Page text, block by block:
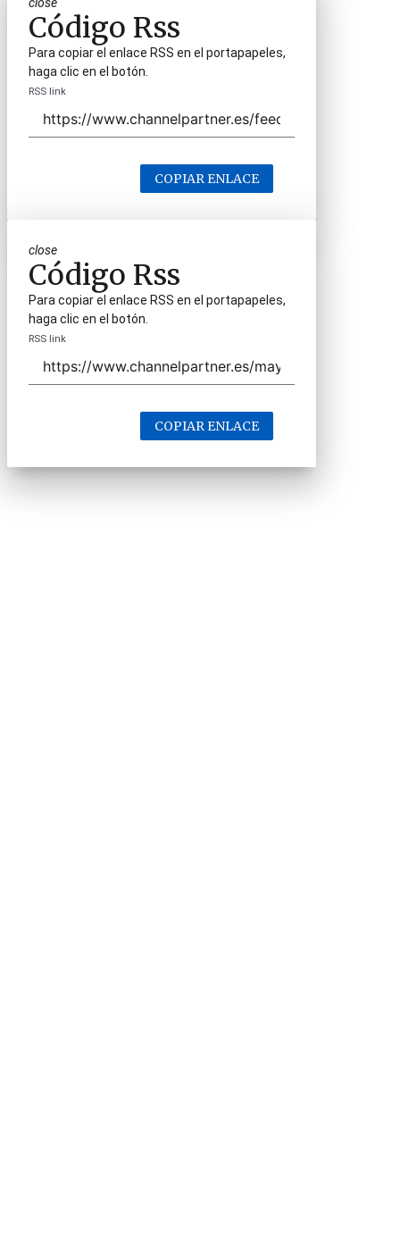
close
Código Rss
Para copiar el enlace RSS en el portapapeles,
haga clic en el botón.
RSS link
COPIAR ENLACE
close
Código Rss
Para copiar el enlace RSS en el portapapeles,
haga clic en el botón.
RSS link
COPIAR ENLACE